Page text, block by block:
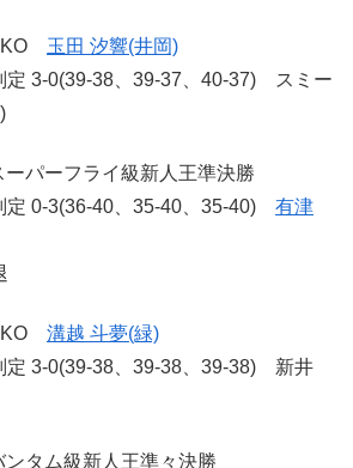
玉田 汐響(井岡)
3-0(39-38、39-37、40-37) スミー
パーフライ級新人王準決勝
0-3(36-40、35-40、35-40) 有津
溝越 斗夢(緑)
3-0(39-38、39-38、39-38) 新井
タム級新人王準々決勝